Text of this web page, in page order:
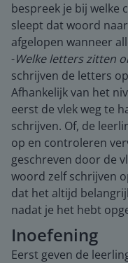
bespreek je bij welke
sleept dat woord
afgelopen wanneer
-Welke letters zitten
schrijven de letters
Afhankelijk van het
eerst de vlek weg te
schrijven. Of, de
op en controleren
geschreven door de
woord zelf schrijven
dat het altijd
nadat je het hebt
Inoefening
Eerst geven de